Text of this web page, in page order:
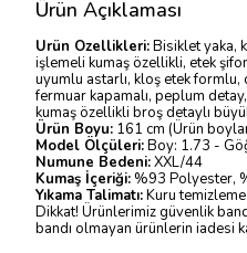
Ürün Açıklaması
Ürün Özellikleri:Bisiklet yaka,
işlemeli kumaş özellikli, etek
uyumlu astarlı, kloş etek formlu,
fermuar kapamalı, peplum
kumaş özellikli broş detaylı
Ürün Boyu: 161 cm (Ürün
Model Ölçüleri:Boy: 1.73 -
Numune Bedeni:XXL/44
Kumaş İçeriği: %93 Polyester,
Yıkama Talimatı:Kuru
Dikkat! Ürünlerimiz güvenlik
bandı olmayan ürünlerin iadesi